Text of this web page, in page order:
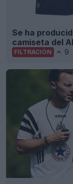
Se ha
camiseta del
FILTRACIÓN 9